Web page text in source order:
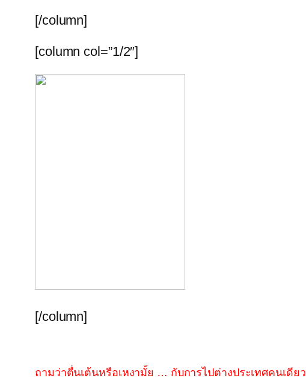
[/column]
[column col=”1/2″]
[/column]
ถามว่าตื่นเต้นหรือเหงามั้ย … กับการไปต่างประเทศคนเดียว